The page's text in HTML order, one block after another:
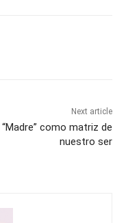
Next article
como matriz de
nuestro ser